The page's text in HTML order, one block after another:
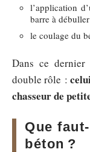
l’application
barre à
le coulage du
Dans ce
double rôle :
chasseur de
Que
béton ?